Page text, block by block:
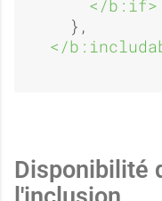
e
:
a
g
</b:if>
</
Disponibilité